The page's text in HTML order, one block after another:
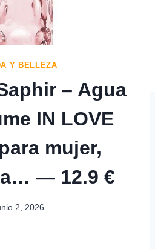
Y BELLEZA
– Agua
IN LOVE
mujer,
— 12.9 €
2, 2026